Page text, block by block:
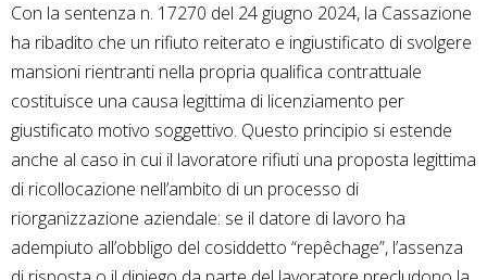
Con la sentenza n. 17270 del 24 giugno 2024, la Cassazione
ha ribadito che un rifiuto reiterato e ingiustificato di svolgere
mansioni rientranti nella propria qualifica contrattuale
costituisce una causa legittima di licenziamento per
giustificato motivo soggettivo. Questo principio si estende
anche al caso in cui il lavoratore rifiuti una proposta legittima
di ricollocazione nell’ambito di un processo di
riorganizzazione aziendale: se il datore di lavoro ha
adempiuto all’obbligo del cosiddetto “repêchage”, l’assenza